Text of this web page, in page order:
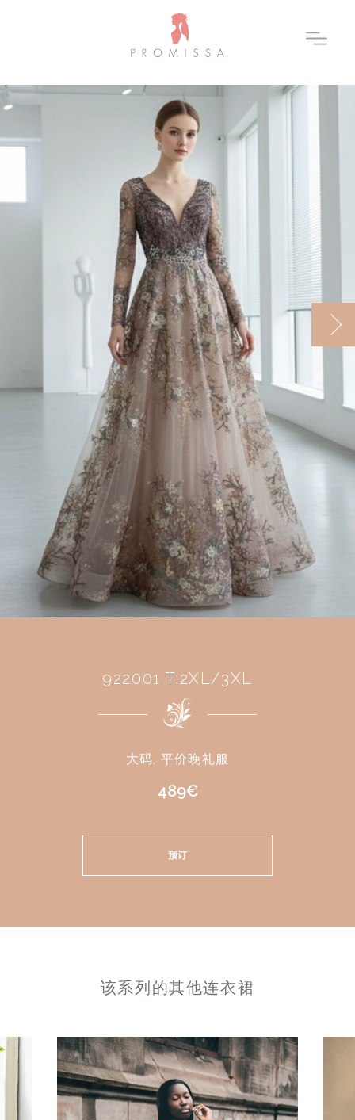
922001 T:2XL/3XL
大码, 平价晚礼服
489€
预订
该系列的其他连衣裙